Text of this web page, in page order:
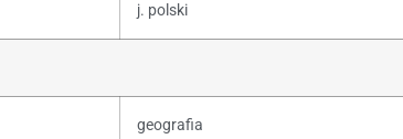
j. polski
geografia